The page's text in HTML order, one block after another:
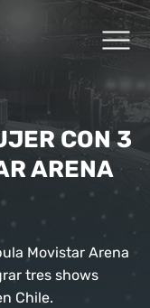
CON 3
ARENA
Movistar Arena
tres shows
Chile.